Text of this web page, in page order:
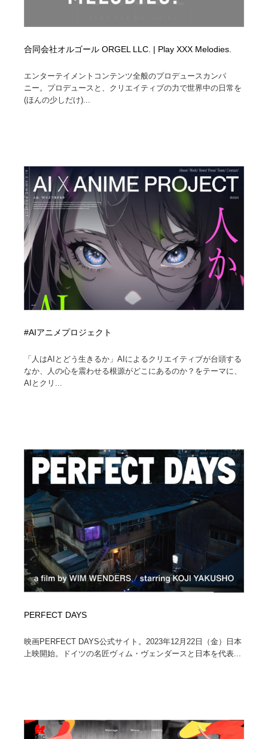
合同会社オルゴール ORGEL LLC. | Play XXX Melodies.
エンターテイメントコンテンツ全般のプロデュースカンパ
ニー。プロデュースと、クリエイティブの力で世界中の日常を
(ほんの少しだけ)...
#AIアニメプロジェクト
「人はAIとどう生きるか」AIによるクリエイティブが台頭する
なか、人の心を震わせる根源がどこにあるのか？をテーマに、
AIとクリ...
PERFECT DAYS
映画PERFECT DAYS公式サイト。2023年12月22日（金）日本
上映開始。ドイツの名匠ヴィム・ヴェンダースと日本を代表...